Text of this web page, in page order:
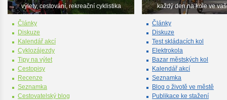
výlety, cestování, rekreační cyklistika
Články
Diskuze
Kalendář akcí
Cyklozájezdy
Tipy na výlet
Cestopisy
Recenze
Seznamka
Cestovatelský blog
každý den na kole ve
Články
Diskuze
Test skládacích kol
Elektrokola
Bazar městských kol
Kalendář akcí
Seznamka
Blog o životě ve městě
Publikace ke stažení